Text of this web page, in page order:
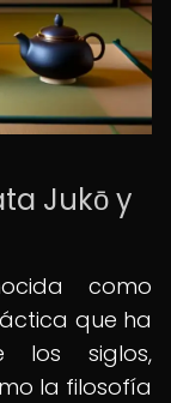
Jukō y
como
que ha
siglos,
la filosofía